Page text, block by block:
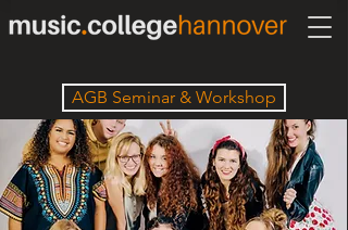
AGB Seminar & Workshop